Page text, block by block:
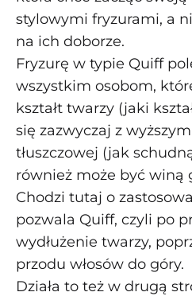
stylowymi fryzurami, a
na ich doborze.
Fryzurę w typie Quiff
wszystkim osobom,
kształt twarzy (jaki
się zazwyczaj z
tłuszczowej (jak
również może być winą
Chodzi tutaj o
pozwala Quiff, czyli po
wydłużenie twarzy,
przodu włosów do góry.
Działa to też w drugą